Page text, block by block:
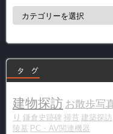
カ
ー
タ グ
建物探訪 お散歩写
り 鎌倉史跡碑 掃苔 建築探訪
陵墓 PC・AV関連機器